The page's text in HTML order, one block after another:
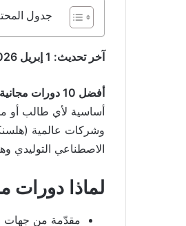
جدول
آخر تحديث: 1 إبريل 2026
أفضل 10 دورات مجانية في الذكاء الاصطناعي:
أساسية لأي طالب أو
الاصطناعي التوليدي
لماذا دورات
مقدّمة من جهات